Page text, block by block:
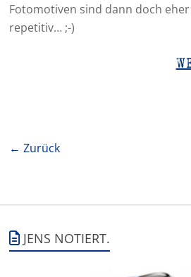
Fotomotiven sind dann doch
repetitiv… ;-)
← Zurück
JENS NOTIERT.